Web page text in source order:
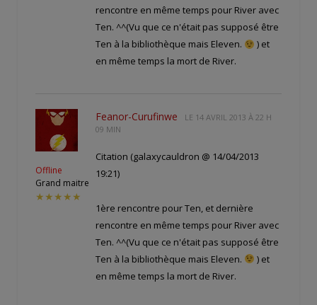
rencontre en même temps pour River avec
Ten. ^^(Vu que ce n'était pas supposé être
Ten à la bibliothèque mais Eleven.
) et
en même temps la mort de River.
Offline
Grand maitre
★★★★★
Feanor-Curufinwe LE 14 AVRIL 2013 À 22 H
09 MIN
Citation (galaxycauldron @ 14/04/2013
19:21)
1ère rencontre pour Ten, et dernière
rencontre en même temps pour River avec
Ten. ^^(Vu que ce n'était pas supposé être
Ten à la bibliothèque mais Eleven.
) et
en même temps la mort de River.